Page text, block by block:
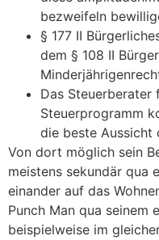
bezweifeln
§ 177 II
dem § 108 II
Das Steuerberater
Steuerprogramm
die beste Aussicht
Von dort möglich sein
meistens sekundär qua
einander auf das
Punch Man qua seinem
beispielweise im